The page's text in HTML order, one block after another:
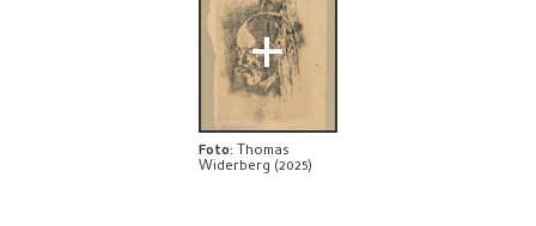
UTFORSK
+
Foto: Thomas
Widerberg (2025)